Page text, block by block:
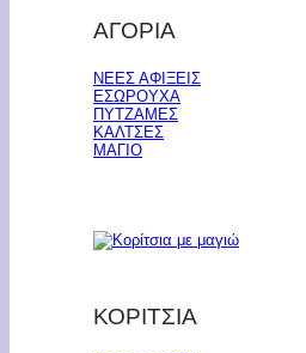
ΑΓΟΡΙΑ
ΝΕΕΣ ΑΦΙΞΕΙΣ
ΕΣΩΡΟΥΧΑ
ΠΥΤΖΑΜΕΣ
ΚΑΛΤΣΕΣ
ΜΑΓΙΟ
ΚΟΡΙΤΣΙΑ